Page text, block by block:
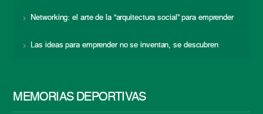
Networking: el arte de la “arquitectura social” para emprender
Las ideas para emprender no se inventan, se descubren
MEMORIAS DEPORTIVAS